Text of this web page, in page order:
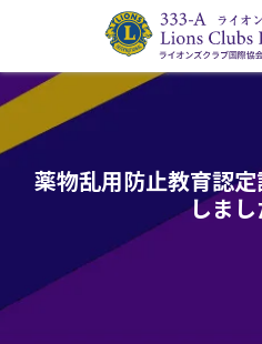
ライオンズクラブ国際協会333-A地区の活動
薬物乱用防止教育認
しまし